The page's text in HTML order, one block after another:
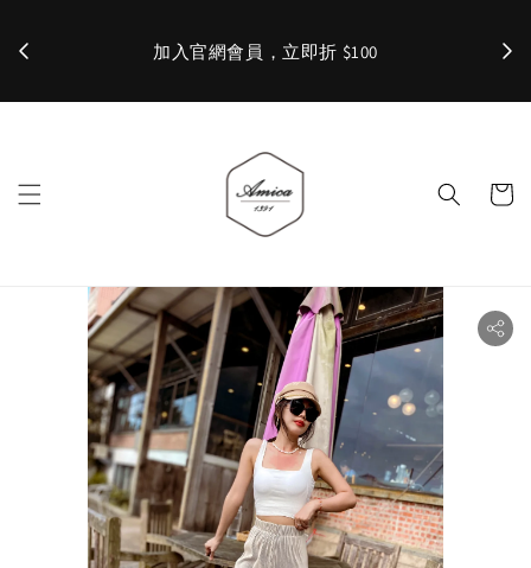
加入官網會員，立即折 $100 ✨